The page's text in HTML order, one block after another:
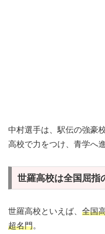
中村選手は、駅伝の強豪
高校で力をつけ、青学へ
世羅高校は全国屈指
世羅高校といえば、 全国
超名門。